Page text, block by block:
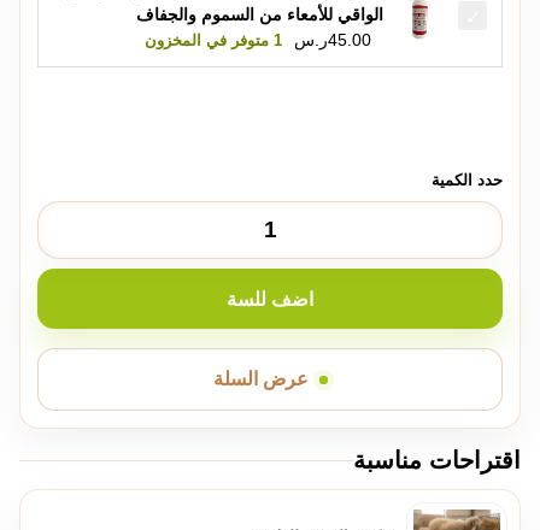
الواقي للأمعاء من السموم والجفاف
45.00ر.س 1 متوفر في المخزون
اضف للسة
عرض السلة
اقتراحات مناسبة